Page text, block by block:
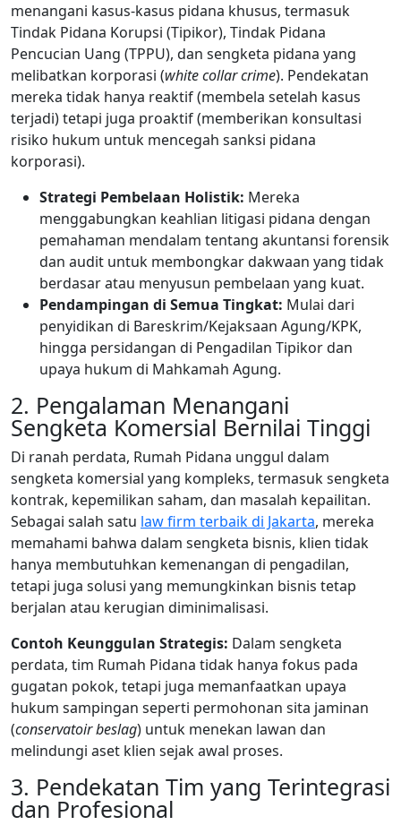
menangani kasus-kasus pidana khusus, termasuk
Tindak Pidana Korupsi (Tipikor), Tindak Pidana
Pencucian Uang (TPPU), dan sengketa pidana yang
melibatkan korporasi (white collar crime). Pendekatan
mereka tidak hanya reaktif (membela setelah kasus
terjadi) tetapi juga proaktif (memberikan konsultasi
risiko hukum untuk mencegah sanksi pidana
korporasi).
Strategi Pembelaan Holistik: Mereka
menggabungkan keahlian litigasi pidana dengan
pemahaman mendalam tentang akuntansi forensik
dan audit untuk membongkar dakwaan yang tidak
berdasar atau menyusun pembelaan yang kuat.
Pendampingan di Semua Tingkat: Mulai dari
penyidikan di Bareskrim/Kejaksaan Agung/KPK,
hingga persidangan di Pengadilan Tipikor dan
upaya hukum di Mahkamah Agung.
2. Pengalaman Menangani
Sengketa Komersial Bernilai Tinggi
Di ranah perdata, Rumah Pidana unggul dalam
sengketa komersial yang kompleks, termasuk sengketa
kontrak, kepemilikan saham, dan masalah kepailitan.
Sebagai salah satu law firm terbaik di Jakarta, mereka
memahami bahwa dalam sengketa bisnis, klien tidak
hanya membutuhkan kemenangan di pengadilan,
tetapi juga solusi yang memungkinkan bisnis tetap
berjalan atau kerugian diminimalisasi.
Contoh Keunggulan Strategis: Dalam sengketa
perdata, tim Rumah Pidana tidak hanya fokus pada
gugatan pokok, tetapi juga memanfaatkan upaya
hukum sampingan seperti permohonan sita jaminan
(conservatoir beslag) untuk menekan lawan dan
melindungi aset klien sejak awal proses.
3. Pendekatan Tim yang Terintegrasi
dan Profesional